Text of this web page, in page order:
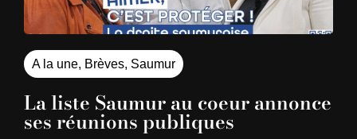
A la une, Brèves, Saumur
La liste Saumur au coeur annonce
ses réunions publiques